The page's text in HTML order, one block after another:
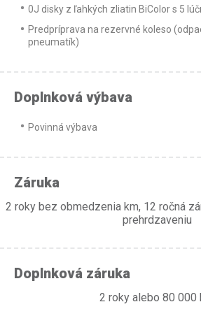
0J disky z ľahkých zliatin BiColor s 5
Predpríprava na rezervné koleso
pneumatík)
Doplnková výbava
Povinná výbava
Záruka
2 roky bez obmedzenia km, 12 ročná
prehrdzaveniu
Doplnková záruka
2 roky alebo 80 000